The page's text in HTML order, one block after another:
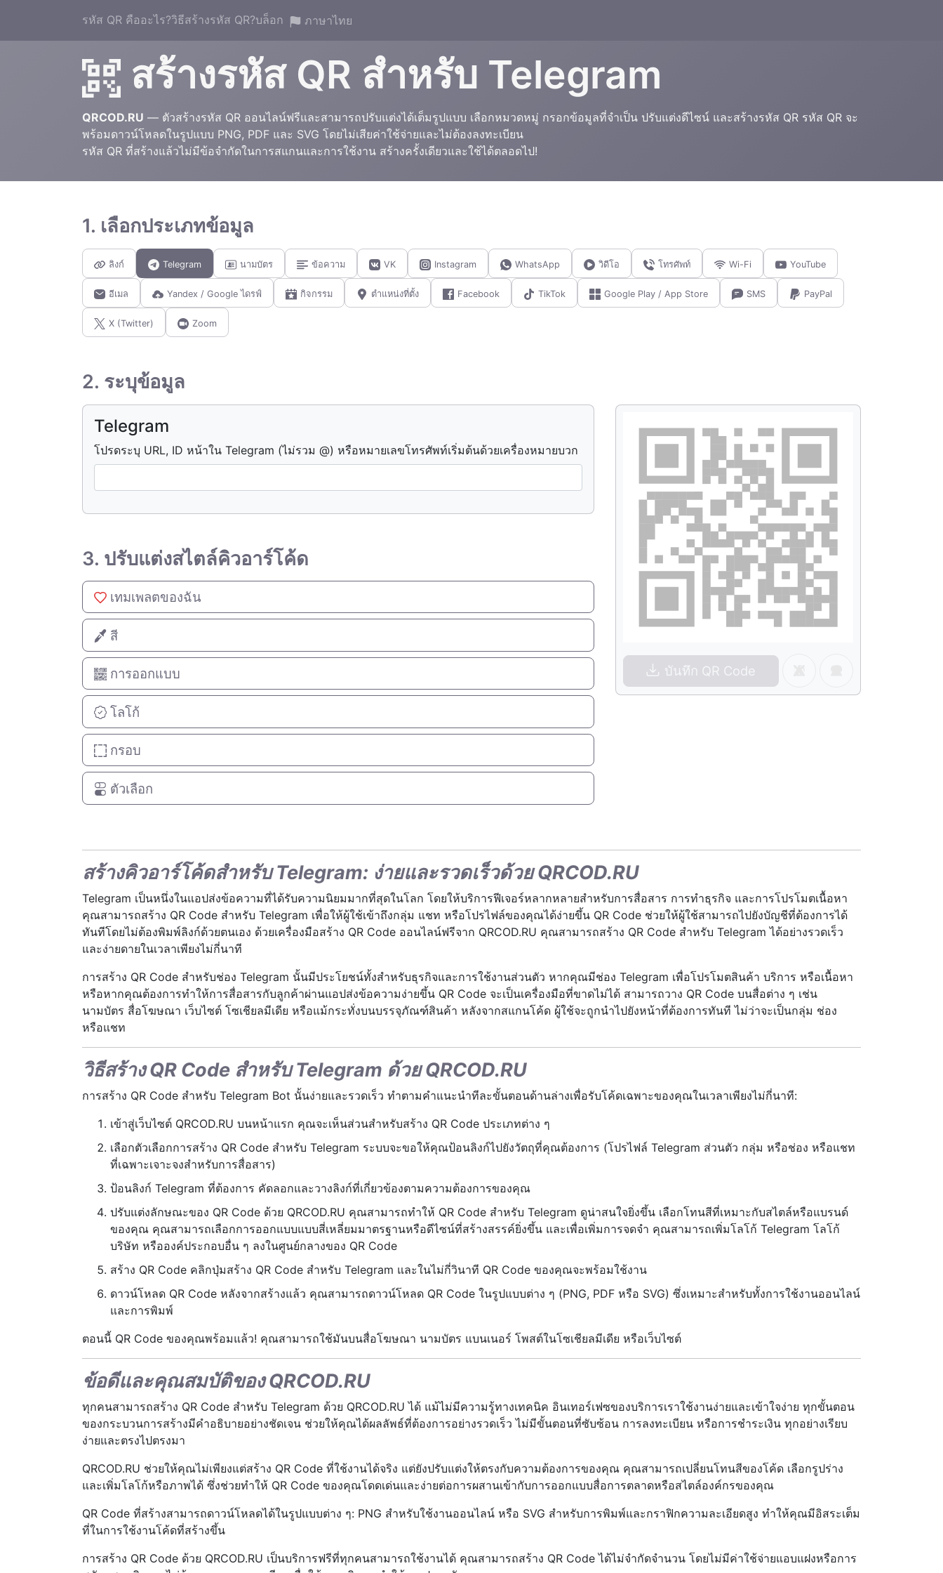
รหัส QR คืออะไร?วิธีสร้างรหัส QR?บล็อก ภาษาไทย
สร้างรหัส QR สำหรับ Telegram
QRCOD.RU — ตัวสร้างรหัส QR ออนไลน์ฟรีและสามารถปรับแต่งได้เต็มรูปแบบ เลือกหมวดหมู่ กรอกข้อมูลที่จำเป็น ปรับแต่งดีไซน์ และสร้างรหัส QR รหัส QR จะ
พร้อมดาวน์โหลดในรูปแบบ PNG, PDF และ SVG โดยไม่เสียค่าใช้จ่ายและไม่ต้องลงทะเบียน
รหัส QR ที่สร้างแล้วไม่มีข้อจำกัดในการสแกนและการใช้งาน สร้างครั้งเดียวและใช้ได้ตลอดไป!
1. เลือกประเภทข้อมูล
ลิงก์ Telegram นามบัตร ข้อความ VK Instagram WhatsApp วิดีโอ โทรศัพท์ Wi-Fi YouTube
อีเมล Yandex / Google ไดรฟ์ กิจกรรม ตำแหน่งที่ตั้ง Facebook TikTok Google Play / App Store SMS PayPal
X (Twitter) Zoom
2. ระบุข้อมูล
บันทึก QR Code
Telegram
โปรดระบุ URL, ID หน้าใน Telegram (ไม่รวม @) หรือหมายเลขโทรศัพท์เริ่มต้นด้วยเครื่องหมายบวก
3. ปรับแต่งสไตล์คิวอาร์โค้ด
เทมเพลตของฉัน
สี
การออกแบบ
โลโก้
กรอบ
ตัวเลือก
สร้างคิวอาร์โค้ดสำหรับ Telegram: ง่ายและรวดเร็วด้วย QRCOD.RU
Telegram เป็นหนึ่งในแอปส่งข้อความที่ได้รับความนิยมมากที่สุดในโลก โดยให้บริการฟีเจอร์หลากหลายสำหรับการสื่อสาร การทำธุรกิจ และการโปรโมตเนื้อหา
คุณสามารถสร้าง QR Code สำหรับ Telegram เพื่อให้ผู้ใช้เข้าถึงกลุ่ม แชท หรือโปรไฟล์ของคุณได้ง่ายขึ้น QR Code ช่วยให้ผู้ใช้สามารถไปยังบัญชีที่ต้องการได้
ทันทีโดยไม่ต้องพิมพ์ลิงก์ด้วยตนเอง ด้วยเครื่องมือสร้าง QR Code ออนไลน์ฟรีจาก QRCOD.RU คุณสามารถสร้าง QR Code สำหรับ Telegram ได้อย่างรวดเร็ว
และง่ายดายในเวลาเพียงไม่กี่นาที
การสร้าง QR Code สำหรับช่อง Telegram นั้นมีประโยชน์ทั้งสำหรับธุรกิจและการใช้งานส่วนตัว หากคุณมีช่อง Telegram เพื่อโปรโมตสินค้า บริการ หรือเนื้อหา
หรือหากคุณต้องการทำให้การสื่อสารกับลูกค้าผ่านแอปส่งข้อความง่ายขึ้น QR Code จะเป็นเครื่องมือที่ขาดไม่ได้ สามารถวาง QR Code บนสื่อต่าง ๆ เช่น
นามบัตร สื่อโฆษณา เว็บไซต์ โซเชียลมีเดีย หรือแม้กระทั่งบนบรรจุภัณฑ์สินค้า หลังจากสแกนโค้ด ผู้ใช้จะถูกนำไปยังหน้าที่ต้องการทันที ไม่ว่าจะเป็นกลุ่ม ช่อง
หรือแชท
วิธีสร้าง QR Code สำหรับ Telegram ด้วย QRCOD.RU
การสร้าง QR Code สำหรับ Telegram Bot นั้นง่ายและรวดเร็ว ทำตามคำแนะนำทีละขั้นตอนด้านล่างเพื่อรับโค้ดเฉพาะของคุณในเวลาเพียงไม่กี่นาที:
เข้าสู่เว็บไซต์ QRCOD.RU บนหน้าแรก คุณจะเห็นส่วนสำหรับสร้าง QR Code ประเภทต่าง ๆ
เลือกตัวเลือกการสร้าง QR Code สำหรับ Telegram ระบบจะขอให้คุณป้อนลิงก์ไปยังวัตถุที่คุณต้องการ (โปรไฟล์ Telegram ส่วนตัว กลุ่ม หรือช่อง หรือแชท
ที่เฉพาะเจาะจงสำหรับการสื่อสาร)
ป้อนลิงก์ Telegram ที่ต้องการ คัดลอกและวางลิงก์ที่เกี่ยวข้องตามความต้องการของคุณ
ปรับแต่งลักษณะของ QR Code ด้วย QRCOD.RU คุณสามารถทำให้ QR Code สำหรับ Telegram ดูน่าสนใจยิ่งขึ้น เลือกโทนสีที่เหมาะกับสไตล์หรือแบรนด์
ของคุณ คุณสามารถเลือกการออกแบบแบบสี่เหลี่ยมมาตรฐานหรือดีไซน์ที่สร้างสรรค์ยิ่งขึ้น และเพื่อเพิ่มการจดจำ คุณสามารถเพิ่มโลโก้ Telegram โลโก้
บริษัท หรือองค์ประกอบอื่น ๆ ลงในศูนย์กลางของ QR Code
สร้าง QR Code คลิกปุ่มสร้าง QR Code สำหรับ Telegram และในไม่กี่วินาที QR Code ของคุณจะพร้อมใช้งาน
ดาวน์โหลด QR Code หลังจากสร้างแล้ว คุณสามารถดาวน์โหลด QR Code ในรูปแบบต่าง ๆ (PNG, PDF หรือ SVG) ซึ่งเหมาะสำหรับทั้งการใช้งานออนไลน์
และการพิมพ์
ตอนนี้ QR Code ของคุณพร้อมแล้ว! คุณสามารถใช้มันบนสื่อโฆษณา นามบัตร แบนเนอร์ โพสต์ในโซเชียลมีเดีย หรือเว็บไซต์
ข้อดีและคุณสมบัติของ QRCOD.RU
ทุกคนสามารถสร้าง QR Code สำหรับ Telegram ด้วย QRCOD.RU ได้ แม้ไม่มีความรู้ทางเทคนิค อินเทอร์เฟซของบริการเราใช้งานง่ายและเข้าใจง่าย ทุกขั้นตอน
ของกระบวนการสร้างมีคำอธิบายอย่างชัดเจน ช่วยให้คุณได้ผลลัพธ์ที่ต้องการอย่างรวดเร็ว ไม่มีขั้นตอนที่ซับซ้อน การลงทะเบียน หรือการชำระเงิน ทุกอย่างเรียบ
ง่ายและตรงไปตรงมา
QRCOD.RU ช่วยให้คุณไม่เพียงแต่สร้าง QR Code ที่ใช้งานได้จริง แต่ยังปรับแต่งให้ตรงกับความต้องการของคุณ คุณสามารถเปลี่ยนโทนสีของโค้ด เลือกรูปร่าง
และเพิ่มโลโก้หรือภาพได้ ซึ่งช่วยทำให้ QR Code ของคุณโดดเด่นและง่ายต่อการผสานเข้ากับการออกแบบสื่อการตลาดหรือสไตล์องค์กรของคุณ
QR Code ที่สร้างสามารถดาวน์โหลดได้ในรูปแบบต่าง ๆ: PNG สำหรับใช้งานออนไลน์ หรือ SVG สำหรับการพิมพ์และกราฟิกความละเอียดสูง ทำให้คุณมีอิสระเต็ม
ที่ในการใช้งานโค้ดที่สร้างขึ้น
การสร้าง QR Code ด้วย QRCOD.RU เป็นบริการฟรีที่ทุกคนสามารถใช้งานได้ คุณสามารถสร้าง QR Code ได้ไม่จำกัดจำนวน โดยไม่มีค่าใช้จ่ายแอบแฝงหรือการ